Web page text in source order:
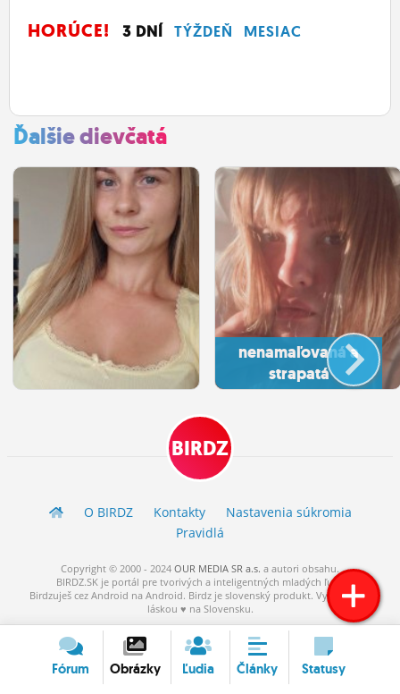
HORÚCE! 3 DNÍ TÝŽDEŇ MESIAC
Ďalšie dievčatá
nenamaľovaná a
strapatá
BIRDZ
O BIRDZ Kontakty
Nastavenia súkromia
Pravidlá
Copyright © 2000 - 2024 OUR MEDIA SR a.s. a autori obsahu.
BIRDZ.SK je portál pre tvorivých a inteligentných mladých ľudí.
Birdzuješ cez Android na Android. Birdz je slovenský produkt. Vytvorené s
láskou ♥ na Slovensku.
Fórum Obrázky Ľudia Články Statusy